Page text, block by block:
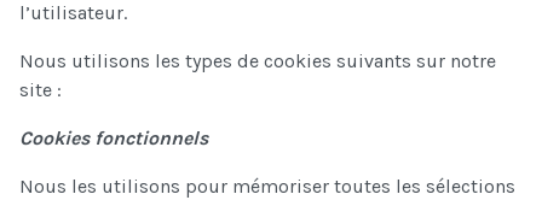
l’utilisateur.
Nous utilisons les types de cookies suivants sur notre
site :
Cookies fonctionnels
Nous les utilisons pour mémoriser toutes les sélections